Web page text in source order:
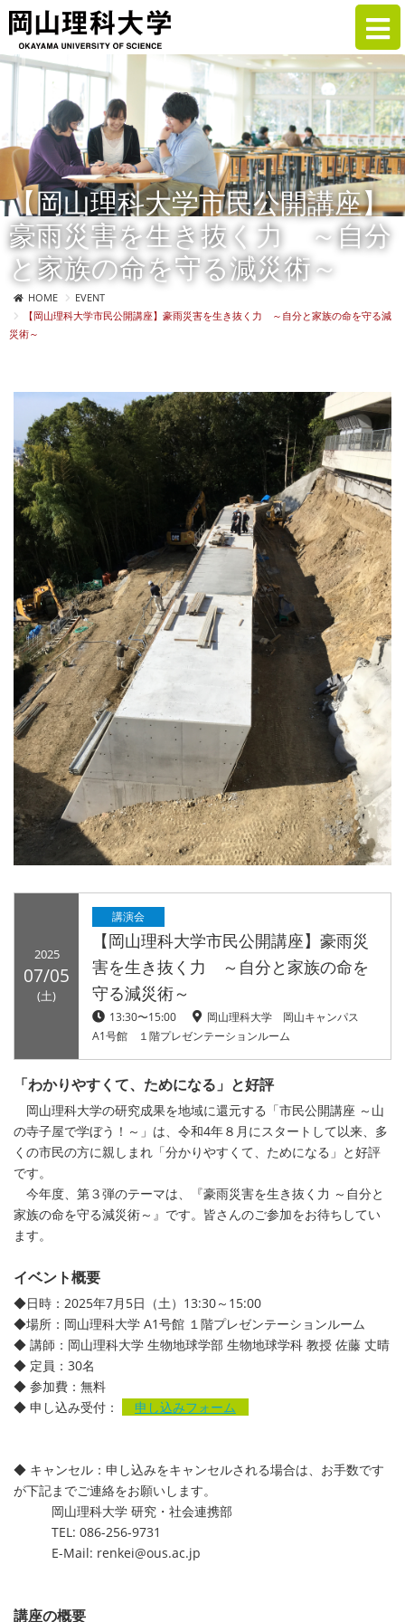
【岡山理科大学市民公開講座】
豪雨災害を生き抜く力 ～自分
と家族の命を守る減災術～
HOME
EVENT
【岡山理科大学市民公開講座】豪雨災害を生き抜く力 ～自分と家族の命を守る減
災術～
2025
07/05
(土)
講演会
【岡山理科大学市民公開講座】豪雨災
害を生き抜く力 ～自分と家族の命を
守る減災術～
13:30〜15:00
岡山理科大学 岡山キャンパス
A1号館 １階プレゼンテーションルーム
「わかりやすくて、ためになる」と好評
岡山理科大学の研究成果を地域に還元する「市民公開講座 ～山
の寺子屋で学ぼう！～」は、令和4年８月にスタートして以来、多
くの市民の方に親しまれ「分かりやすくて、ためになる」と好評
です。
今年度、第３弾のテーマは、『豪雨災害を生き抜く力 ～自分と
家族の命を守る減災術～』です。皆さんのご参加をお待ちしてい
ます。
イベント概要
◆日時：2025年7月5日（土）13:30～15:00
◆場所：岡山理科大学 A1号館 １階プレゼンテーションルーム
◆ 講師：岡山理科大学 生物地球学部 生物地球学科 教授 佐藤 丈晴
◆ 定員：30名
◆ 参加費：無料
◆ 申し込み受付：
申し込みフォーム
◆ キャンセル：申し込みをキャンセルされる場合は、お手数です
が下記までご連絡をお願いします。
岡山理科大学 研究・社会連携部
TEL: 086-256-9731
E-Mail: renkei@ous.ac.jp
講座の概要